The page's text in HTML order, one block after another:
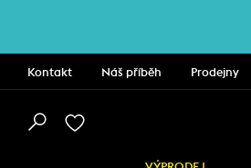
Kontakt Náš příběh Prodejny